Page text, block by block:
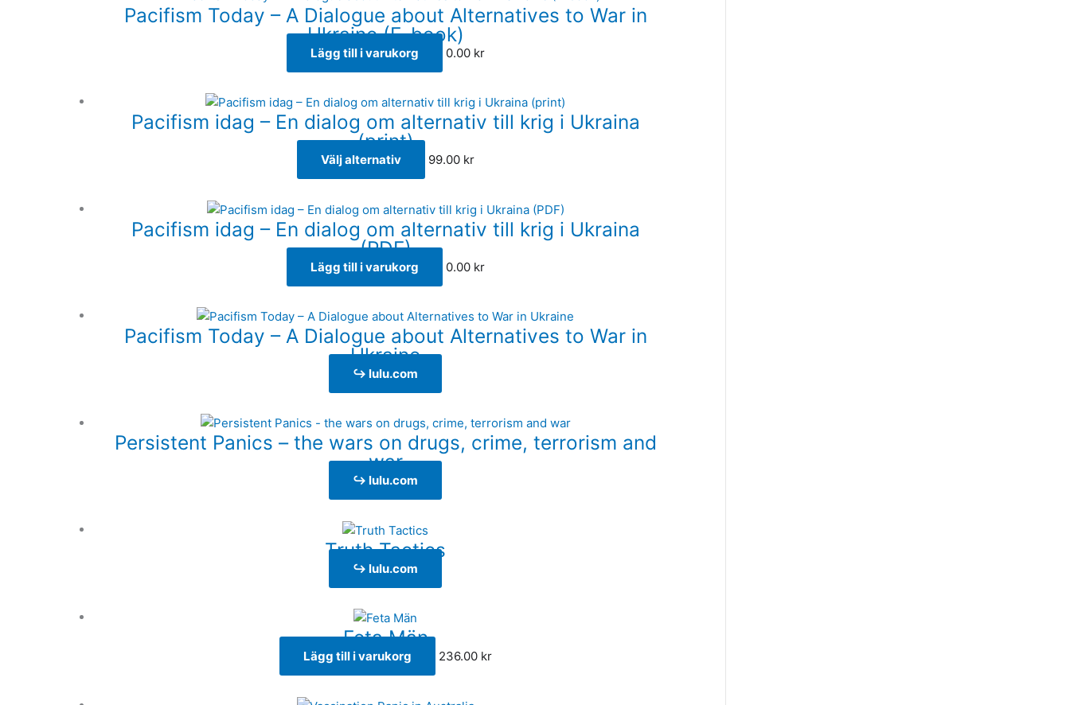
Pacifism Today – A Dialogue about Alternatives to War in
Ukraine (E-book)
Lägg till i varukorg 0.00 kr
Pacifism idag – En dialog om alternativ till krig i Ukraina
(print)
Välj alternativ
Den
här
har
De
olika
alternativen
kan
på
produktsidan
99.00 kr
Pacifism idag – En dialog om alternativ till krig i Ukraina
(PDF)
Lägg till i varukorg 0.00 kr
Pacifism Today – A Dialogue about Alternatives to War in
Ukraine
↪ lulu.com
Persistent Panics – the wars on drugs, crime, terrorism and
war
↪ lulu.com
Truth Tactics
↪ lulu.com
Feta Män
Lägg till i varukorg 236.00 kr